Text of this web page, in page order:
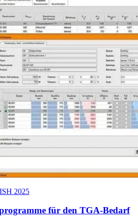
2025
für den TGA-Bedarf